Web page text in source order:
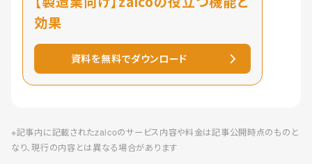
効果
資料を無料でダウンロード
※記事内に記載されたzaicoのサービス内容や料金は記事公開時点のものと
なり、現行の内容とは異なる場合があります